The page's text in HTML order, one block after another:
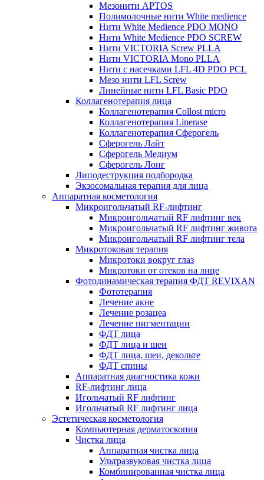
Мезонити APTOS
Полимолочные нити White medience
Нити White Medience PDO MONO
Нити White Medience PDO SCREW
Нити VICTORIA Screw PLLA
Нити VICTORIA Mono PLLA
Нити с насечками LFL 4D PDO PCL
Мезо нити LFL Screw
Линейные нити LFL Basic PDO
Коллагенотерапия лица
Коллагенотерапия Collost micro
Коллагенотерапия Linerase
Коллагенотерапия Сферогель
Сферогель Лайт
Сферогель Медиум
Сферогель Лонг
Липодеструкция подбородка
Экзосомальная терапия для лица
Аппаратная косметология
Микроигольчатый RF-лифтинг
Микроигольчатый RF лифтинг век
Микроигольчатый RF лифтинг живота
Микроигольчатый RF лифтинг тела
Микротоковая терапия
Микротоки вокруг глаз
Микротоки от отеков на лице
Фотодинамическая терапия ФДТ REVIXAN
Фототерапия
Лечение акне
Лечение розацеа
Лечение пигментации
ФДТ лица
ФДТ лица и шеи
ФДТ лица, шеи, декольте
ФДТ спины
Аппаратная диагностика кожи
RF-лифтинг лица
Игольчатый RF лифтинг
Игольчатый RF лифтинг лица
Эстетическая косметология
Компьютерная дерматоскопия
Чистка лица
Аппаратная чистка лица
Ультразвуковая чистка лица
Комбинированная чистка лица